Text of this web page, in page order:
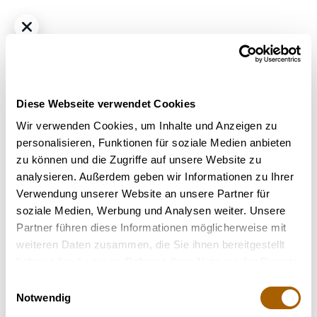
Diese Webseite verwendet Cookies
Wir verwenden Cookies, um Inhalte und Anzeigen zu
personalisieren, Funktionen für soziale Medien anbieten
zu können und die Zugriffe auf unsere Website zu
analysieren. Außerdem geben wir Informationen zu Ihrer
Verwendung unserer Website an unsere Partner für
soziale Medien, Werbung und Analysen weiter. Unsere
Partner führen diese Informationen möglicherweise mit
weiteren Daten zusammen, die Sie ihnen bereitgestellt
Notwendig
Hybrid - Sativa dominant THC21% CBD 1%
Daily Special 21/1 LEM - Lemonatti
Bestrahlung: Unbestrahlt
Strain: Lemonatti
Terpene: Beta-Pinen, Humulen, Limonen, Linalool
Nicht verfügbar